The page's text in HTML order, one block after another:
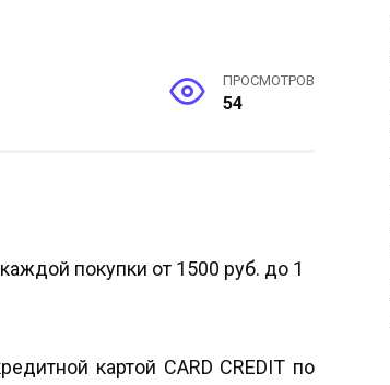
ПРОСМОТРОВ
54
картой CARD CREDIT по